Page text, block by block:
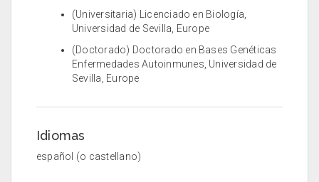
(Universitaria) Licenciado en Biología,
Universidad de Sevilla, Europe
(Doctorado) Doctorado en Bases Genéticas
Enfermedades Autoinmunes, Universidad de
Sevilla, Europe
Idiomas
español (o castellano)